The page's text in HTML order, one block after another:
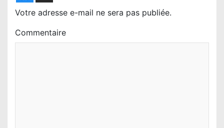
Votre adresse e-mail ne sera pas publiée.
Commentaire